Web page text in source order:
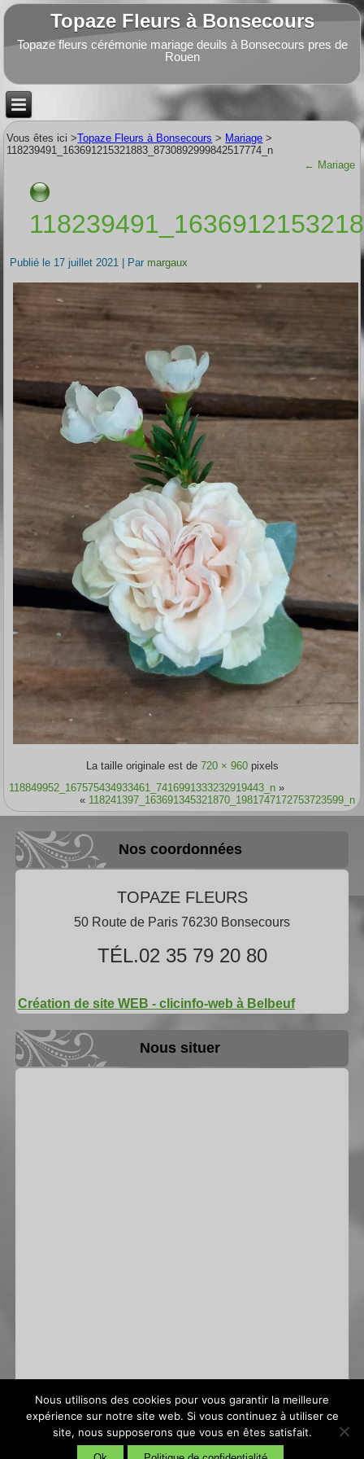
Topaze Fleurs à Bonsecours
Topaze fleurs cérémonie mariage deuils à Bonsecours pres de
Rouen
Vous êtes ici >Topaze Fleurs à Bonsecours > Mariage >
118239491_163691215321883_8730892999842517774_n
← Mariage
Publié le 17 juillet 2021 Par margaux
La taille originale est de 720 × 960pixels
118849952_167575434933461_7416991333232919443_n »
« 118241397_163691345321870_1981747172753723599_n
Nos coordonnées
TOPAZE FLEURS
50 Route de Paris 76230 Bonsecours
TÉL.02 35 79 20 80
Création de site WEB - clicinfo-web à Belbeuf
Nous situer
Nous utilisons des cookies pour vous garantir la meilleure
expérience sur notre site web. Si vous continuez à utiliser ce
site, nous supposerons que vous en êtes satisfait.